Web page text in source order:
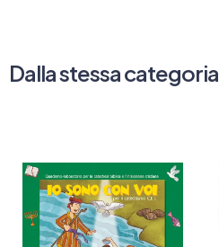
Dalla stessa categoria